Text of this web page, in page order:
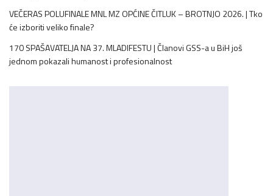
VEČERAS POLUFINALE MNL MZ OPĆINE ČITLUK – BROTNJO 2026. | Tko
će izboriti veliko finale?
170 SPAŠAVATELJA NA 37. MLADIFESTU | Članovi GSS-a u BiH još
jednom pokazali humanost i profesionalnost